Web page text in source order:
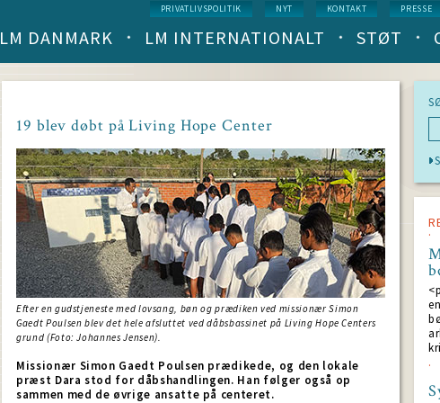
Service
menu
PRIVATLIVSPOLITIK NYT KONTAKT PRESSE
Main
(level
1)
LM DANMARK LM INTERNATIONALT STØT
19 blev døbt på Living Hope Center
Efter en gudstjeneste med lovsang, bøn og prædiken ved missionær Simon
Gaedt Poulsen blev det hele afsluttet ved dåbsbassinet på Living Hope Centers
grund (Foto: Johannes Jensen).
Missionær Simon Gaedt Poulsen prædikede, og den lokale
præst Dara stod for dåbshandlingen. Han følger også op
sammen med de øvrige ansatte på centeret.